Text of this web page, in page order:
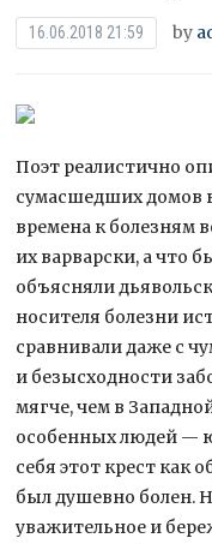
16.06.2018 21:59 by
Поэт реалистично
сумасшедших домов
времена к болезням
их варварски, а что
объясняли
носителя болезни
сравнивали даже с
и безысходности
мягче, чем в
особенных людей —
себя этот крест как
был душевно болен.
уважительное и